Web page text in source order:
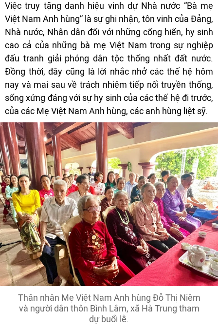
Việc truy tặng danh hiệu vinh dự Nhà nước “Bà mẹ
Việt Nam Anh hùng” là sự ghi nhận, tôn vinh của Đảng,
Nhà nước, Nhân dân đối với những cống hiến, hy sinh
cao cả của những bà mẹ Việt Nam trong sự nghiệp
đấu tranh giải phóng dân tộc thống nhất đất nước.
Đồng thời, đây cũng là lời nhắc nhở các thế hệ hôm
nay và mai sau về trách nhiệm tiếp nối truyền thống,
sống xứng đáng với sự hy sinh của các thế hệ đi trước,
của các Mẹ Việt Nam Anh hùng, các anh hùng liệt sỹ.
Thân nhân Mẹ Việt Nam Anh hùng Đỗ Thị Niêm
và người dân thôn Bình Lâm, xã Hà Trung tham
dự buổi lễ.